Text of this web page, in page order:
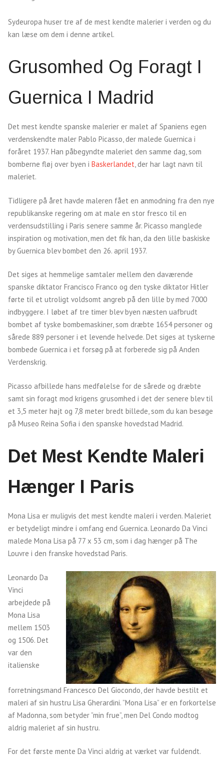
Sydeuropa huser tre af de mest kendte malerier i verden og du
kan læse om dem i denne artikel.
Grusomhed Og Foragt I
Guernica I Madrid
Det mest kendte spanske malerier er malet af Spaniens egen
verdenskendte maler Pablo Picasso, der malede Guernica i
foråret 1937. Han påbegyndte maleriet den samme dag, som
bomberne fløj over byen i Baskerlandet, der har lagt navn til
maleriet.
Tidligere på året havde maleren fået en anmodning fra den nye
republikanske regering om at male en stor fresco til en
verdensudstilling i Paris senere samme år. Picasso manglede
inspiration og motivation, men det fik han, da den lille baskiske
by Guernica blev bombet den 26. april 1937.
Det siges at hemmelige samtaler mellem den daværende
spanske diktator Francisco Franco og den tyske diktator Hitler
førte til et utroligt voldsomt angreb på den lille by med 7000
indbyggere. I løbet af tre timer blev byen næsten uafbrudt
bombet af tyske bombemaskiner, som dræbte 1654 personer og
sårede 889 personer i et levende helvede. Det siges at tyskerne
bombede Guernica i et forsøg på at forberede sig på Anden
Verdenskrig.
Picasso afbillede hans medfølelse for de sårede og dræbte
samt sin foragt mod krigens grusomhed i det der senere blev til
et 3,5 meter højt og 7,8 meter bredt billede, som du kan besøge
på Museo Reina Sofia i den spanske hovedstad Madrid.
Det Mest Kendte Maleri
Hænger I Paris
Mona Lisa er muligvis det mest kendte maleri i verden. Maleriet
er betydeligt mindre i omfang end Guernica. Leonardo Da Vinci
malede Mona Lisa på 77 x 53 cm, som i dag hænger på The
Louvre i den franske hovedstad Paris.
Leonardo Da
Vinci
arbejdede på
Mona Lisa
mellem 1503
og 1506. Det
var den
italienske
forretningsmand Francesco Del Giocondo, der havde bestilt et
maleri af sin hustru Lisa Gherardini. ”Mona Lisa” er en forkortelse
af Madonna, som betyder ”min frue”, men Del Condo modtog
aldrig maleriet af sin hustru.
For det første mente Da Vinci aldrig at værket var fuldendt.